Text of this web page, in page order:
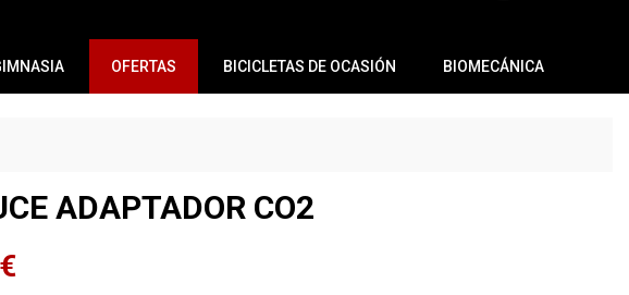
OFERTAS BICICLETAS DE OCASIÓN BIOMECÁNICA
ADAPTADOR CO2